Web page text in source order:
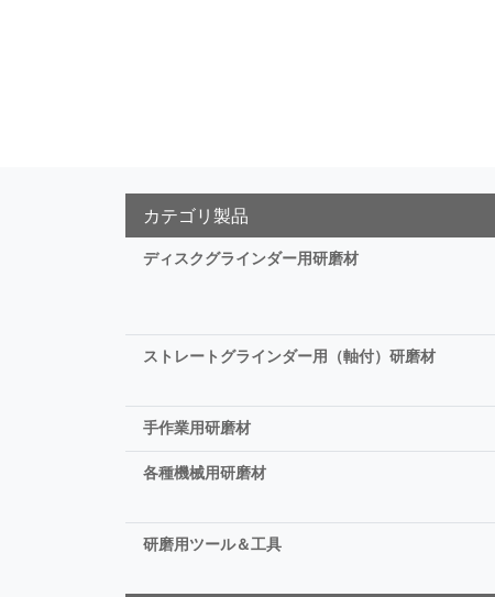
カテゴリ製品
ディスクグラインダー用研磨材
ストレートグラインダー用（軸付）研磨材
手作業用研磨材
各種機械用研磨材
研磨用ツール＆工具